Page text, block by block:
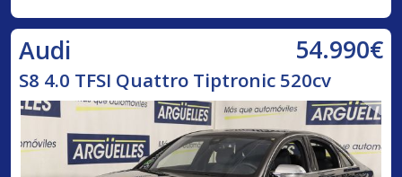
Audi 54.990€
S8 4.0 TFSI Quattro Tiptronic 520cv